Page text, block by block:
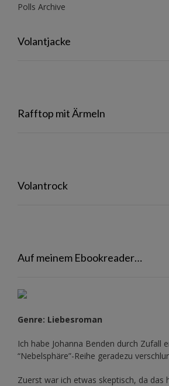
Polls Archive
Volantjacke
Rafftop mit Ärmeln
Volantrock
Auf meinem Ebookreader…
Genre: Liebesroman
Ich habe Johanna Benden durch Zufall
“Nebelsphäre”-Reihe geradezu
Zuerst war ich etwas skeptisch, da das